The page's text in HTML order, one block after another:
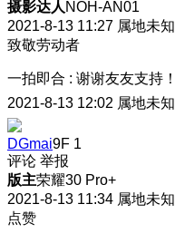
摄影达人 NOH-AN01
2021-8-13 11:27 属地未知
致敬劳动者
一拍即合 : 谢谢友友支持！
2021-8-13 12:02 属地未知
DGmai9F 1
评论 举报
版主荣耀30 Pro+
2021-8-13 11:34 属地未知
点赞